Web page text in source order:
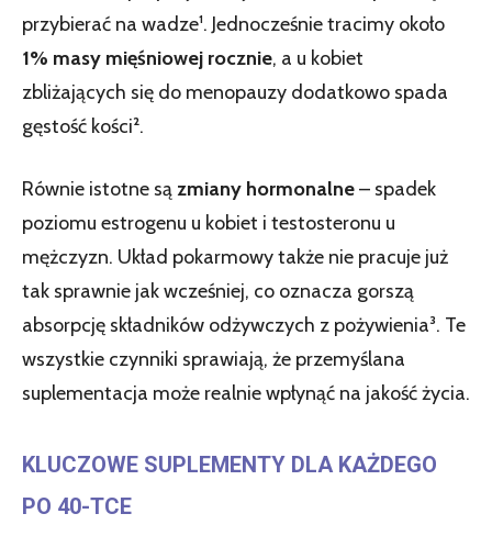
przybierać na wadze¹. Jednocześnie tracimy około
1% masy mięśniowej rocznie, a u kobiet
zbliżających się do menopauzy dodatkowo spada
gęstość kości².
Równie istotne sązmiany hormonalne– spadek
poziomu estrogenu u kobiet i testosteronu u
mężczyzn. Układ pokarmowy także nie pracuje już
tak sprawnie jak wcześniej, co oznacza gorszą
absorpcję składników odżywczych z pożywienia³. Te
wszystkie czynniki sprawiają, że przemyślana
suplementacja może realnie wpłynąć na jakość życia.
KLUCZOWE SUPLEMENTY DLA KAŻDEGO
PO 40-TCE